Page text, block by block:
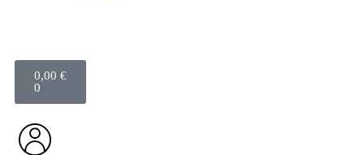
0,00 €
0